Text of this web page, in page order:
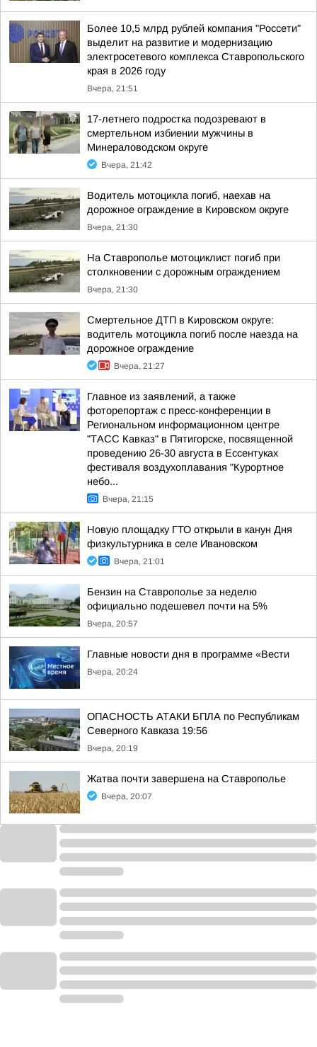
Более 10,5 млрд рублей компания "Россети"
выделит на развитие и модернизацию
электросетевого комплекса Ставропольского
края в 2026 году
Вчера, 21:51
17-летнего подростка подозревают в
смертельном избиении мужчины в
Минераловодском округе
Вчера, 21:42
Водитель мотоцикла погиб, наехав на
дорожное ограждение в Кировском округе
Вчера, 21:30
На Ставрополье мотоциклист погиб при
столкновении с дорожным ограждением
Вчера, 21:30
Смертельное ДТП в Кировском округе:
водитель мотоцикла погиб после наезда на
дорожное ограждение
Вчера, 21:27
Главное из заявлений, а также
фоторепортаж с пресс-конференции в
Региональном информационном центре
"ТАСС Кавказ" в Пятигорске, посвященной
проведению 26-30 августа в Ессентуках
фестиваля воздухоплавания "Курортное
небо...
Вчера, 21:15
Новую площадку ГТО открыли в канун Дня
физкультурника в селе Ивановском
Вчера, 21:01
Бензин на Ставрополье за неделю
официально подешевел почти на 5%
Вчера, 20:57
Главные новости дня в программе «Вести
Вчера, 20:24
ОПАСНОСТЬ АТАКИ БПЛА по Республикам
Северного Кавказа 19:56
Вчера, 20:19
Жатва почти завершена на Ставрополье
Вчера, 20:07